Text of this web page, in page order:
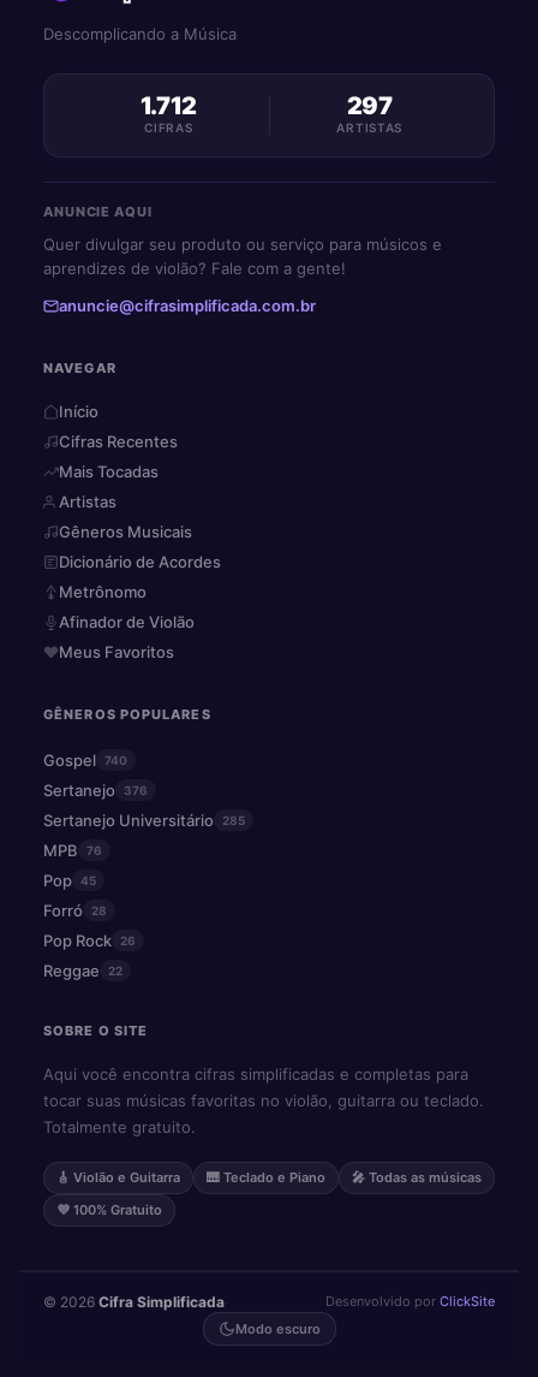
Descomplicando a Música
1.712
CIFRAS
297
ARTISTAS
ANUNCIE AQUI
Quer divulgar seu produto ou serviço para músicos e
aprendizes de violão? Fale com a gente!
anuncie@cifrasimplificada.com.br
NAVEGAR
Início
Cifras Recentes
Mais Tocadas
Artistas
Gêneros Musicais
Dicionário de Acordes
Metrônomo
Afinador de Violão
Meus Favoritos
GÊNEROS POPULARES
Gospel 740
Sertanejo 376
Sertanejo Universitário 285
MPB 76
Pop 45
Forró 28
Pop Rock 26
Reggae 22
SOBRE O SITE
Aqui você encontra cifras simplificadas e completas para
tocar suas músicas favoritas no violão, guitarra ou teclado.
Totalmente gratuito.
🎸 Violão e Guitarra 🎹 Teclado e Piano
🎤 Todas as músicas
💜 100% Gratuito
© 2026 Cifra Simplificada· Desenvolvido por ClickSite
Modo escuro